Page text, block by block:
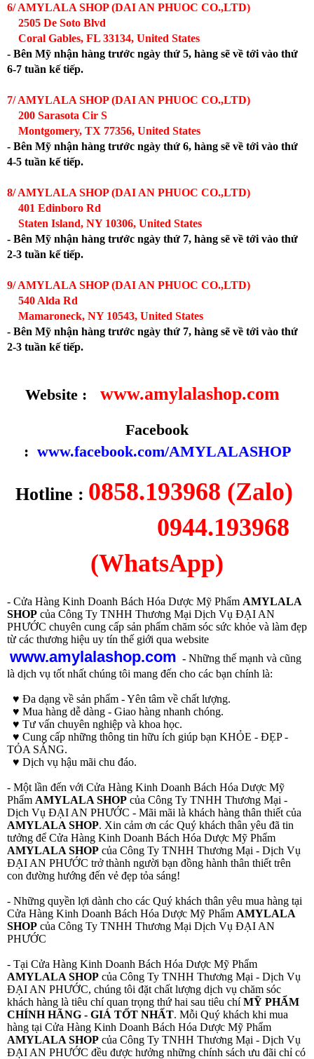
6/ AMYLALA SHOP (DAI AN PHUOC CO.,LTD)
2505 De Soto Blvd
Coral Gables, FL 33134, United States
- Bên Mỹ nhận hàng trước ngày thứ 5, hàng sẽ về tới vào thứ
6-7 tuần kế tiếp.
7/ AMYLALA SHOP (DAI AN PHUOC CO.,LTD)
200 Sarasota Cir S
Montgomery, TX 77356, United States
- Bên Mỹ nhận hàng trước ngày thứ 6, hàng sẽ về tới vào thứ
4-5 tuần kế tiếp.
8/ AMYLALA SHOP (DAI AN PHUOC CO.,LTD)
401 Edinboro Rd
Staten Island, NY 10306, United States
- Bên Mỹ nhận hàng trước ngày thứ 7, hàng sẽ về tới vào thứ
2-3 tuần kế tiếp.
9/ AMYLALA SHOP (DAI AN PHUOC CO.,LTD)
540 Alda Rd
Mamaroneck, NY 10543, United States
- Bên Mỹ nhận hàng trước ngày thứ 7, hàng sẽ về tới vào thứ
2-3 tuần kế tiếp.
Website : www.amylalashop.com
Facebook
: www.facebook.com/AMYLALASHOP
Hotline : 0858.193968 (Zalo)
0944.193968
(WhatsApp)
- Cửa Hàng Kinh Doanh Bách Hóa Dược Mỹ Phẩm AMYLALA
SHOP của Công Ty TNHH Thương Mại Dịch Vụ ĐẠI AN
PHƯỚC chuyên cung cấp sản phẩm chăm sóc sức khỏe và làm đẹp
từ các thương hiệu uy tín thế giới qua website
www.amylalashop.com - Những thế mạnh và cũng
là dịch vụ tốt nhất chúng tôi mang đến cho các bạn chính là:
♥ Đa dạng về sản phẩm - Yên tâm về chất lượng.
♥ Mua hàng dễ dàng - Giao hàng nhanh chóng.
♥ Tư vấn chuyên nghiệp và khoa học.
♥ Cung cấp những thông tin hữu ích giúp bạn KHỎE - ĐẸP -
TỎA SÁNG.
♥ Dịch vụ hậu mãi chu đáo.
- Một lần đến với Cửa Hàng Kinh Doanh Bách Hóa Dược Mỹ
Phẩm AMYLALA SHOP của Công Ty TNHH Thương Mại -
Dịch Vụ ĐẠI AN PHƯỚC - Mãi mãi là khách hàng thân thiết của
AMYLALA SHOP. Xin cảm ơn các Quý khách thân yêu đã tin
tưởng để Cửa Hàng Kinh Doanh Bách Hóa Dược Mỹ Phẩm
AMYLALA SHOP của Công Ty TNHH Thương Mại - Dịch Vụ
ĐẠI AN PHƯỚC trở thành người bạn đồng hành thân thiết trên
con đường hướng đến vẻ đẹp tỏa sáng!
- Những quyền lợi dành cho các Quý khách thân yêu mua hàng tại
Cửa Hàng Kinh Doanh Bách Hóa Dược Mỹ Phẩm AMYLALA
SHOP của Công Ty TNHH Thương Mại Dịch Vụ ĐẠI AN
PHƯỚC
- Tại Cửa Hàng Kinh Doanh Bách Hóa Dược Mỹ Phẩm
AMYLALA SHOP của Công Ty TNHH Thương Mại - Dịch Vụ
ĐẠI AN PHƯỚC, chúng tôi đặt chất lượng dịch vụ chăm sóc
khách hàng là tiêu chí quan trọng thứ hai sau tiêu chíMỸ PHẨM
CHÍNH HÃNG - GIÁ TỐT NHẤT. Mỗi Quý khách khi mua
hàng tại Cửa Hàng Kinh Doanh Bách Hóa Dược Mỹ Phẩm
AMYLALA SHOP của Công Ty TNHH Thương Mại - Dịch Vụ
ĐẠI AN PHƯỚC đều được hưởng những chính sách ưu đãi chỉ có